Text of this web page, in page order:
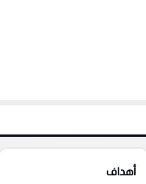
أهداف